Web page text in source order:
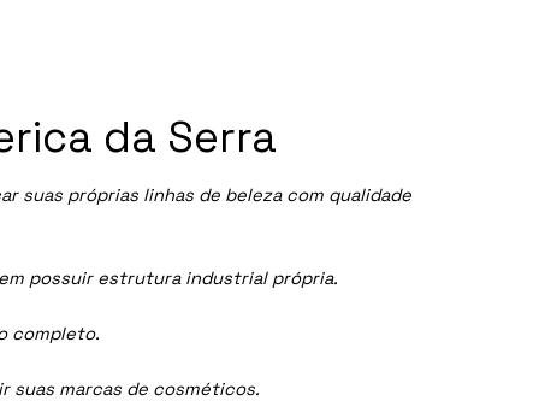
suas próprias linhas de beleza com qualidade
possuir estrutura industrial própria.
completo.
suas marcas de cosméticos.
da Serra